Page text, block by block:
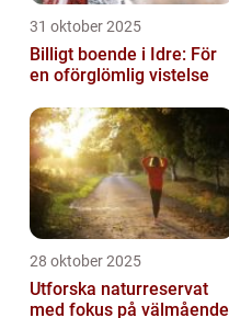
31 oktober 2025
Billigt boende i Idre: För
en oförglömlig vistelse
28 oktober 2025
Utforska naturreservat
med fokus på välmående